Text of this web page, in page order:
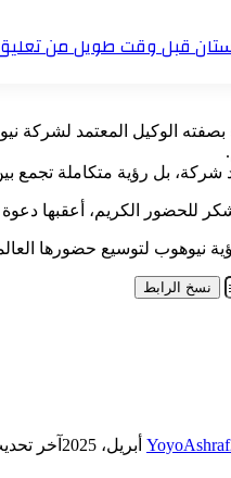
قبل وقت طويل من تعليق
الوكيل المعتمد لشركة
بل رؤية متكاملة تجمع
للحضور الكريم، أعقبها
نيوهوب لتوسيع حضورها
نسخ الرابط
آخر تحديث: 29